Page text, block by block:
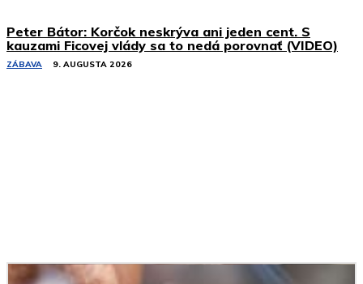
Peter Bátor: Korčok neskrýva ani jeden cent. S
kauzami Ficovej vlády sa to nedá porovnať (VIDEO)
ZÁBAVA 9. AUGUSTA 2026